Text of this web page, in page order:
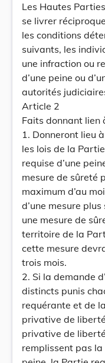
Les Hautes
se livrer
les conditions
suivants, les
une infraction ou
d’une peine ou
autorités
Article 2
Faits donnant lien
1. Donneront lieu
les lois de la
requise d’une
mesure de sûreté
maximum d’au
d’une mesure
une mesure de
territoire de la
cette mesure
trois mois.
2. Si la demande
distincts punis
requérante et de
privative de
privative de
remplissent pas